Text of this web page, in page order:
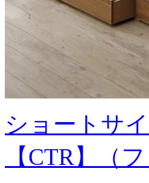
ショートサ
【CTR】（